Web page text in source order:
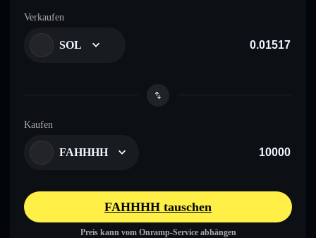
Verkaufen
SOL
Kaufen
FAHHHH
FAHHHH tauschen
Preis kann vom Onramp-Service abhängen